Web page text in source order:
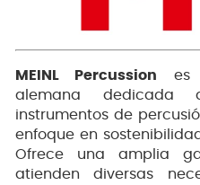
MEINL Percussion es
alemana
instrumentos de
enfoque en
Ofrece una amplia
atienden diversas